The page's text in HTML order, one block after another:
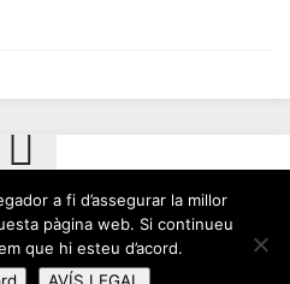
All Rights Reserved.
. Theme by Alx.
a fi d’assegurar la millor
pàgina web. Si continueu
que hi esteu d’acord.